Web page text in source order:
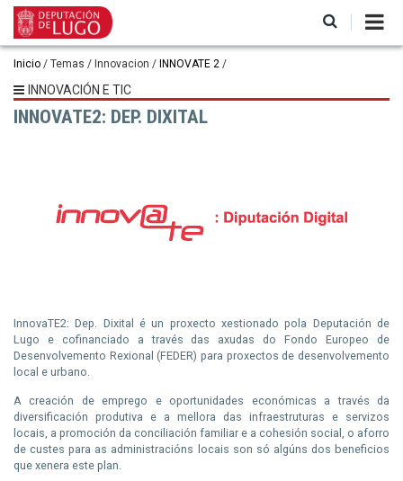
contido
principal
Miga
de
pan
Inicio Temas Innovacion INNOVATE 2
INNOVACIÓN E TIC
INNOVATE2: DEP. DIXITAL
InnovaTE2: Dep. Dixital é un proxecto xestionado pola Deputación de
Lugo e cofinanciado a través das axudas do Fondo Europeo de
Desenvolvemento Rexional (FEDER) para proxectos de desenvolvemento
local e urbano.
A creación de emprego e oportunidades económicas a través da
diversificación produtiva e a mellora das infraestruturas e servizos
locais, a promoción da conciliación familiar e a cohesión social, o aforro
de custes para as administracións locais son só algúns dos beneficios
que xenera este plan.